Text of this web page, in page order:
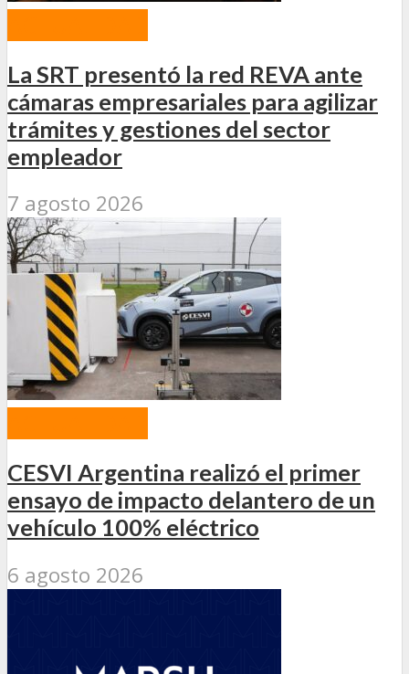
La SRT presentó la red REVA ante
cámaras empresariales para agilizar
trámites y gestiones del sector
empleador
7 agosto 2026
CESVI Argentina realizó el primer
ensayo de impacto delantero de un
vehículo 100% eléctrico
6 agosto 2026